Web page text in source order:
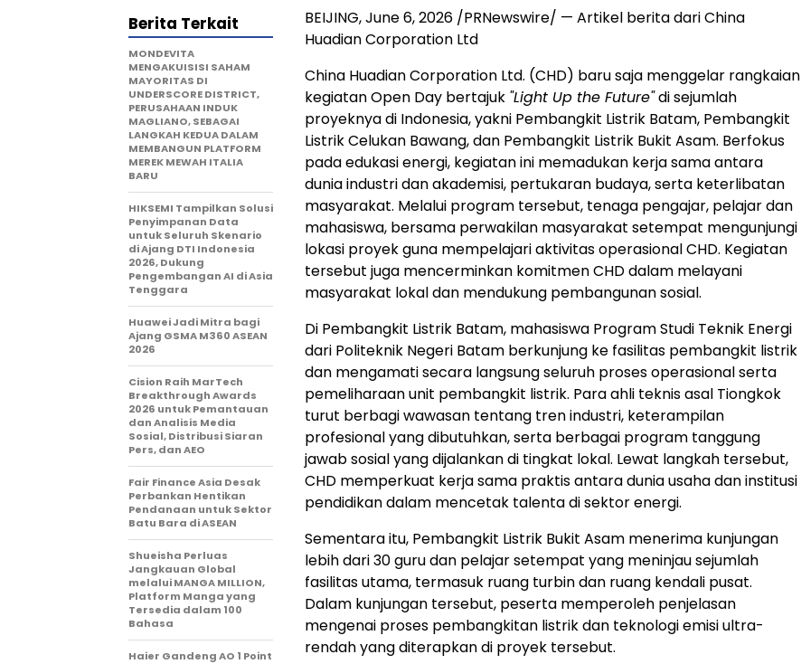
BEIJING, June 6, 2026 /PRNewswire/ — Artikel berita dari China
Huadian Corporation Ltd
China Huadian Corporation Ltd. (CHD) baru saja menggelar rangkaian
kegiatan Open Day bertajuk "Light Up the Future"di sejumlah
proyeknya di Indonesia, yakni Pembangkit Listrik Batam, Pembangkit
Listrik Celukan Bawang, dan Pembangkit Listrik Bukit Asam. Berfokus
pada edukasi energi, kegiatan ini memadukan kerja sama antara
dunia industri dan akademisi, pertukaran budaya, serta keterlibatan
masyarakat. Melalui program tersebut, tenaga pengajar, pelajar dan
mahasiswa, bersama perwakilan masyarakat setempat mengunjungi
lokasi proyek guna mempelajari aktivitas operasional CHD. Kegiatan
tersebut juga mencerminkan komitmen CHD dalam melayani
masyarakat lokal dan mendukung pembangunan sosial.
Di Pembangkit Listrik Batam, mahasiswa Program Studi Teknik Energi
dari Politeknik Negeri Batam berkunjung ke fasilitas pembangkit listrik
dan mengamati secara langsung seluruh proses operasional serta
pemeliharaan unit pembangkit listrik. Para ahli teknis asal Tiongkok
turut berbagi wawasan tentang tren industri, keterampilan
profesional yang dibutuhkan, serta berbagai program tanggung
jawab sosial yang dijalankan di tingkat lokal. Lewat langkah tersebut,
CHD memperkuat kerja sama praktis antara dunia usaha dan institusi
pendidikan dalam mencetak talenta di sektor energi.
Sementara itu, Pembangkit Listrik Bukit Asam menerima kunjungan
lebih dari 30 guru dan pelajar setempat yang meninjau sejumlah
fasilitas utama, termasuk ruang turbin dan ruang kendali pusat.
Dalam kunjungan tersebut, peserta memperoleh penjelasan
mengenai proses pembangkitan listrik dan teknologi emisi ultra-
rendah yang diterapkan di proyek tersebut.
Berita Terkait
MONDEVITA
MENGAKUISISI SAHAM
MAYORITAS DI
UNDERSCORE DISTRICT,
PERUSAHAAN INDUK
MAGLIANO, SEBAGAI
LANGKAH KEDUA DALAM
MEMBANGUN PLATFORM
MEREK MEWAH ITALIA
BARU
HIKSEMI Tampilkan Solusi
Penyimpanan Data
untuk Seluruh Skenario
di Ajang DTI Indonesia
2026, Dukung
Pengembangan AI di Asia
Tenggara
Huawei Jadi Mitra bagi
Ajang GSMA M360 ASEAN
2026
Cision Raih MarTech
Breakthrough Awards
2026 untuk Pemantauan
dan Analisis Media
Sosial, Distribusi Siaran
Pers, dan AEO
Fair Finance Asia Desak
Perbankan Hentikan
Pendanaan untuk Sektor
Batu Bara di ASEAN
Shueisha Perluas
Jangkauan Global
melalui MANGA MILLION,
Platform Manga yang
Tersedia dalam 100
Bahasa
Haier Gandeng AO 1 Point